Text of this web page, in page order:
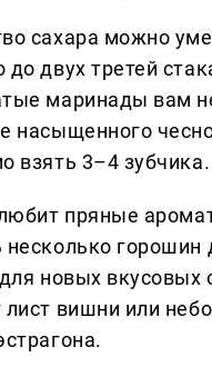
сахара можно
до двух третей
маринады вам
насыщенного
взять 3–4 зубчика.
пряные
несколько горошин
новых вкусовых
лист вишни или